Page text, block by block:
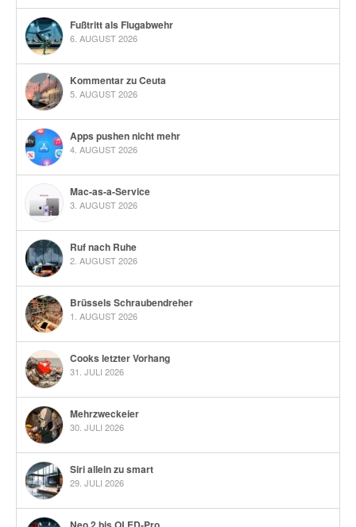
Fußtritt als Flugabwehr
6. AUGUST 2026
Kommentar zu Ceuta
5. AUGUST 2026
Apps pushen nicht mehr
4. AUGUST 2026
Mac-as-a-Service
3. AUGUST 2026
Ruf nach Ruhe
2. AUGUST 2026
Brüssels Schraubendreher
1. AUGUST 2026
Cooks letzter Vorhang
31. JULI 2026
Mehrzweckeier
30. JULI 2026
Siri allein zu smart
29. JULI 2026